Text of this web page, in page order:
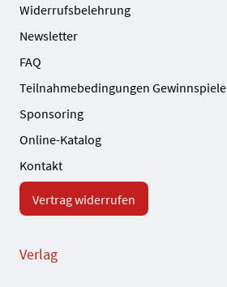
Widerrufsbelehrung
Newsletter
FAQ
Teilnahmebedingungen Gewinnspiele
Sponsoring
Online-Katalog
Kontakt
Vertrag widerrufen
Verlag